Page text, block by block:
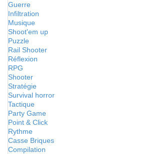
Guerre
Infiltration
Musique
Shoot'em up
Puzzle
Rail Shooter
Réflexion
RPG
Shooter
Stratégie
Survival horror
Tactique
Party Game
Point & Click
Rythme
Casse Briques
Compilation